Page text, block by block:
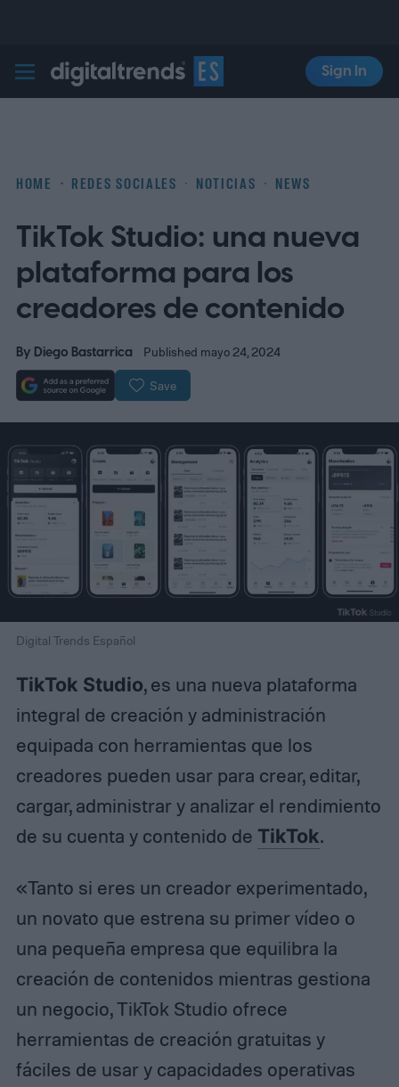
Digital Trends Español
Sign In
HOME REDES SOCIALES NOTICIAS NEWS
TikTok Studio: una nueva
plataforma para los
creadores de contenido
By Diego Bastarrica Published mayo 24, 2024
Save
Digital Trends Español
TikTok Studio, es una nueva plataforma
integral de creación y administración
equipada con herramientas que los
creadores pueden usar para crear, editar,
cargar, administrar y analizar el rendimiento
de su cuenta y contenido de TikTok.
«Tanto si eres un creador experimentado,
un novato que estrena su primer vídeo o
una pequeña empresa que equilibra la
creación de contenidos mientras gestiona
un negocio, TikTok Studio ofrece
herramientas de creación gratuitas y
fáciles de usar y capacidades operativas